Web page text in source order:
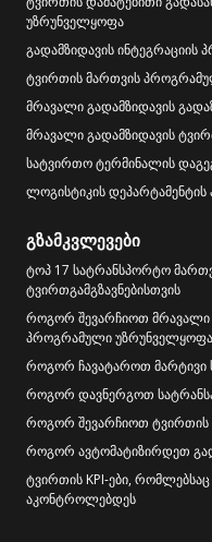
უზრუნველყოფა
გადამზიდავის
ტვირთის მართვის
მრავალი გადამზიდავის
მრავალი გადამზიდავის
სატვირთო ტერმინალის
ლოგისტიკის
გზამკვლევები
ტოპ 17 სატრანსპორტო
ტვირთგამგზავნებისთვის
როგორ შევარჩიოთ მრავალი
პროგრამული
როგორ ჩავატაროთ მარტივი
როგორ დავნერგოთ
როგორ შევარჩიოთ ტვირთის
როგორ ავტომატიზირდეთ
ტვირთის KPI-ები,
აკონტროლებდეს